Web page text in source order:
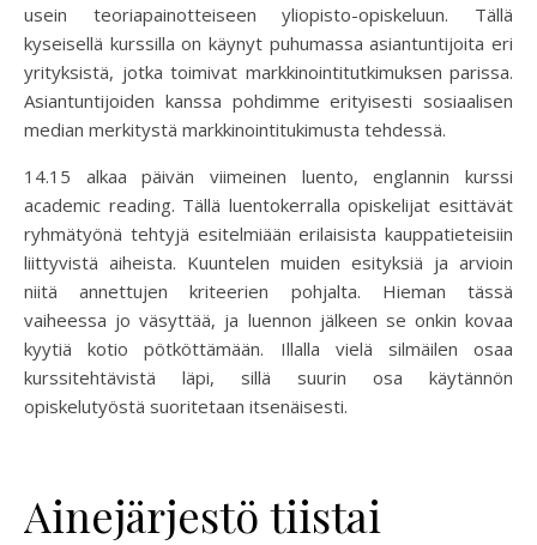
usein teoriapainotteiseen yliopisto-opiskeluun. Tällä
kyseisellä kurssilla on käynyt puhumassa asiantuntijoita eri
yrityksistä, jotka toimivat markkinointitutkimuksen parissa.
Asiantuntijoiden kanssa pohdimme erityisesti sosiaalisen
median merkitystä markkinointitukimusta tehdessä.
14.15 alkaa päivän viimeinen luento, englannin kurssi
academic reading. Tällä luentokerralla opiskelijat esittävät
ryhmätyönä tehtyjä esitelmiään erilaisista kauppatieteisiin
liittyvistä aiheista. Kuuntelen muiden esityksiä ja arvioin
niitä annettujen kriteerien pohjalta. Hieman tässä
vaiheessa jo väsyttää, ja luennon jälkeen se onkin kovaa
kyytiä kotio pötköttämään. Illalla vielä silmäilen osaa
kurssitehtävistä läpi, sillä suurin osa käytännön
opiskelutyöstä suoritetaan itsenäisesti.
Ainejärjestö tiistai